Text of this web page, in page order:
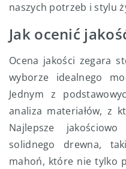
naszych potrzeb i stylu
Jak ocenić
Ocena jakości zegara
wyborze idealnego
Jednym z
analiza materiałów, z
Najlepsze
solidnego drewna,
mahoń, które nie tylko